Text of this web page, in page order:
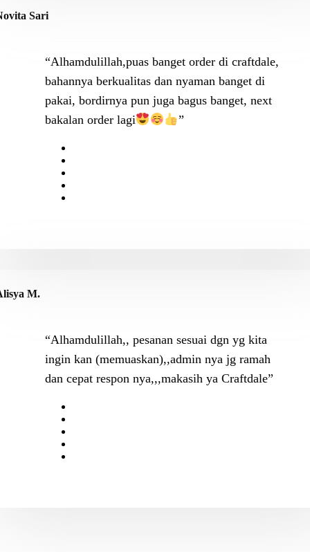
Sari
“Alhamdulillah,puas banget order di craftdale,
bahannya berkualitas dan nyaman banget di
pakai, bordirnya pun juga bagus banget, next
bakalan order lagi
”
M.
“Alhamdulillah,, pesanan sesuai dgn yg kita
ingin kan (memuaskan),,admin nya jg ramah
dan cepat respon nya,,,makasih ya Craftdale”